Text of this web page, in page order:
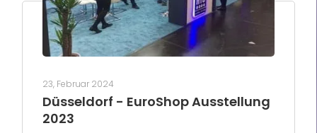
23, Februar 2024
Düsseldorf - EuroShop Ausstellung
2023